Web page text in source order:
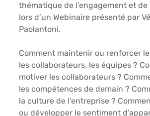
thématique de l’engagement et
lors d’un Webinaire présenté par
Paolantoni.
Comment maintenir ou renforcer
les collaborateurs, les équipes ?
motiver les collaborateurs ?
les compétences de demain ?
la culture de l’entreprise ?
ou développer le sentiment